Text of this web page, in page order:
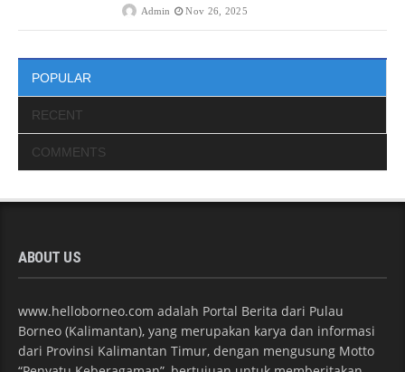
Admin Nov 26, 2025
POPULAR
RECENT
COMMENTS
ABOUT US
www.helloborneo.com adalah Portal Berita dari Pulau
Borneo (Kalimantan), yang merupakan karya dan informasi
dari Provinsi Kalimantan Timur, dengan mengusung Motto